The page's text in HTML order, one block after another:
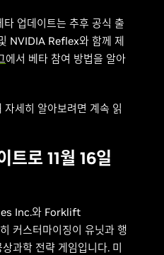
업데이트는 추후 공식 출
NVIDIA Reflex와 함께 제
에서 베타 참여 방법을 알아
세히 알아보려면 계속 읽
로 11월 16일
Inc.와 Forklift
커스터마이징이 유닛과 행
과학 전략 게임입니다. 미